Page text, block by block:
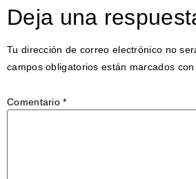
Deja una
Tu dirección de correo electrónico no
campos obligatorios están marcados con
Comentario*